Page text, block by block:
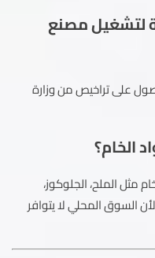
لتشغيل مصنع
على تراخيص من وزارة
مثل الملح، الجلوكوز،
السوق المحلي لا يتوافر